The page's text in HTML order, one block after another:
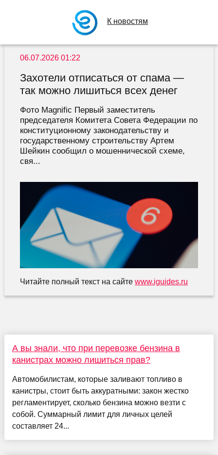
К новостям
06.07.2026 01:22
Захотели отписаться от спама —
так можно лишиться всех денег
Фото Magnific Первый заместитель
председателя Комитета Совета Федерации по
конституционному законодательству и
государственному строительству Артем
Шейкин сообщил о мошеннической схеме,
свя...
Читайте полный текст на сайте www.iguides.ru
А вы знали, что при перевозке бензина в
канистрах можно лишиться прав?
Автомобилистам, которые заливают топливо в
канистры, стоит быть аккуратными: закон жестко
регламентирует, сколько бензина можно везти с
собой. Суммарный лимит для личных целей
составляет 24...